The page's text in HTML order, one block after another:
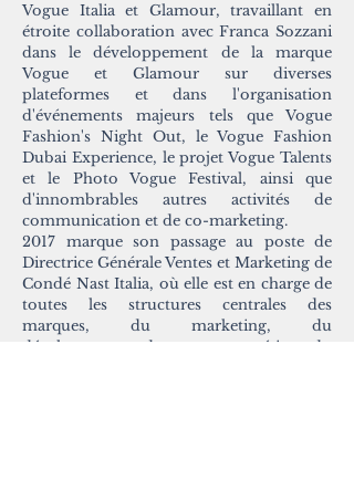
Vogue Italia et Glamour, travaillant en
étroite collaboration avec Franca Sozzani
dans le développement de la marque
Vogue et Glamour sur diverses
plateformes et dans l'organisation
d'événements majeurs tels que Vogue
Fashion's Night Out, le Vogue Fashion
Dubai Experience, le projet Vogue Talents
et le Photo Vogue Festival, ainsi que
d'innombrables autres activités de
communication et de co-marketing.
2017 marque son passage au poste de
Directrice Générale Ventes et Marketing de
Condé Nast Italia, où elle est en charge de
toutes les structures centrales des
marques, du marketing, du
développement de nouveaux métiers, du